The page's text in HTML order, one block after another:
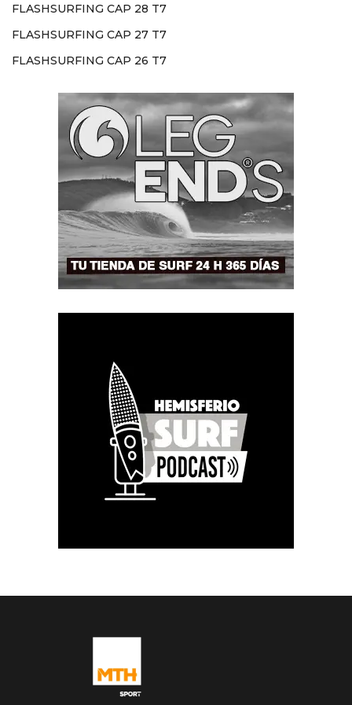
FLASHSURFING CAP 28 T7
FLASHSURFING CAP 27 T7
FLASHSURFING CAP 26 T7